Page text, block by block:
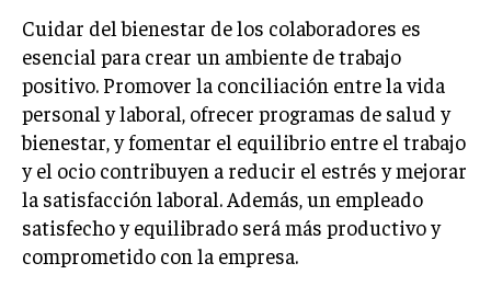
RECURSOS HUMANOS Y GESTIÓN DEL
TALENTO
COMPENSACIÓN Y BENEFICIOS
RECLUTAMIENTO Y SELECCIÓN
DESARROLLO DE PERSONAL
GESTIÓN DEL DESEMPEÑO
CULTURA Y CLIMA ORGANIZACIONAL
Cuidar del bienestar de los colaboradores es
esencial para crear un ambiente de trabajo
positivo. Promover la conciliación entre la vida
personal y laboral, ofrecer programas de salud y
bienestar, y fomentar el equilibrio entre el trabajo
y el ocio contribuyen a reducir el estrés y mejorar
la satisfacción laboral. Además, un empleado
satisfecho y equilibrado será más productivo y
comprometido con la empresa.